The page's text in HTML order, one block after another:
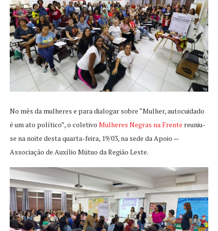
No mês da mulheres e para dialogar sobre “Mulher, autocuidado
é um ato político”, o coletivo Mulheres Negras na Frente reuniu-
se na noite desta quarta-feira, 19/03, na sede da Apoio —
Associação de Auxílio Mútuo da Região Leste.